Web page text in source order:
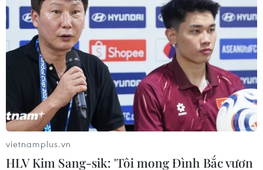
vietnamplus.vn
HLV Kim Sang-sik: 'Tôi mong Đình Bắc vươn